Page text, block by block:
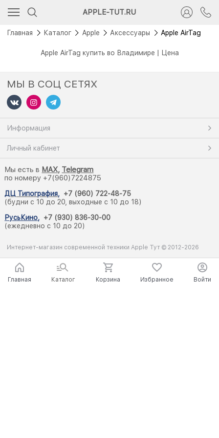
APPLE-TUT.RU
Главная Каталог Apple Аксессуары Apple AirTag
Apple AirTag купить во Владимире | Цена
МЫ В СОЦ СЕТЯХ
Информация
Личный кабинет
Мы есть в MAX, Telegram
по номеру +7(960)7224875
ДЦ Типография, +7 (960) 722-48-75
(будни с 10 до 20, выходные с 10 до 18)
РусьКино, +7 (930) 836-30-00
(ежедневно с 10 до 20)
Интернет-магазин современной техники Apple Тут © 2012-2026
Главная Каталог Корзина Избранное Войти